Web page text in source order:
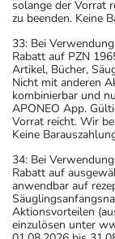
solange der Vorrat
zu beenden. Keine
33: Bei
Rabatt auf PZN
Artikel, Bücher,
Nicht mit anderen
kombinierbar und
APONEO App.
Vorrat reicht. Wir
Keine
34: Bei
Rabatt auf
anwendbar auf
Aktionsvorteilen
einzulösen unter